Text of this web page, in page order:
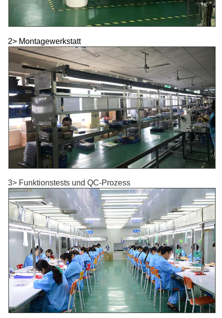
2> Montagewerkstatt
3> Funktionstests und QC-Prozess